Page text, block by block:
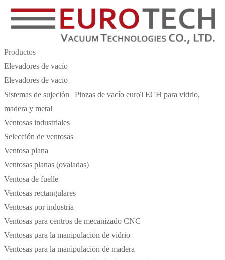
Productos
Elevadores de vacío
Elevadores de vacío
Sistemas de sujeción | Pinzas de vacío euroTECH para vidrio,
madera y metal
Ventosas industriales
Selección de ventosas
Ventosa plana
Ventosas planas (ovaladas)
Ventosa de fuelle
Ventosas rectangulares
Ventosas por industria
Ventosas para centros de mecanizado CNC
Ventosas para la manipulación de vidrio
Ventosas para la manipulación de madera